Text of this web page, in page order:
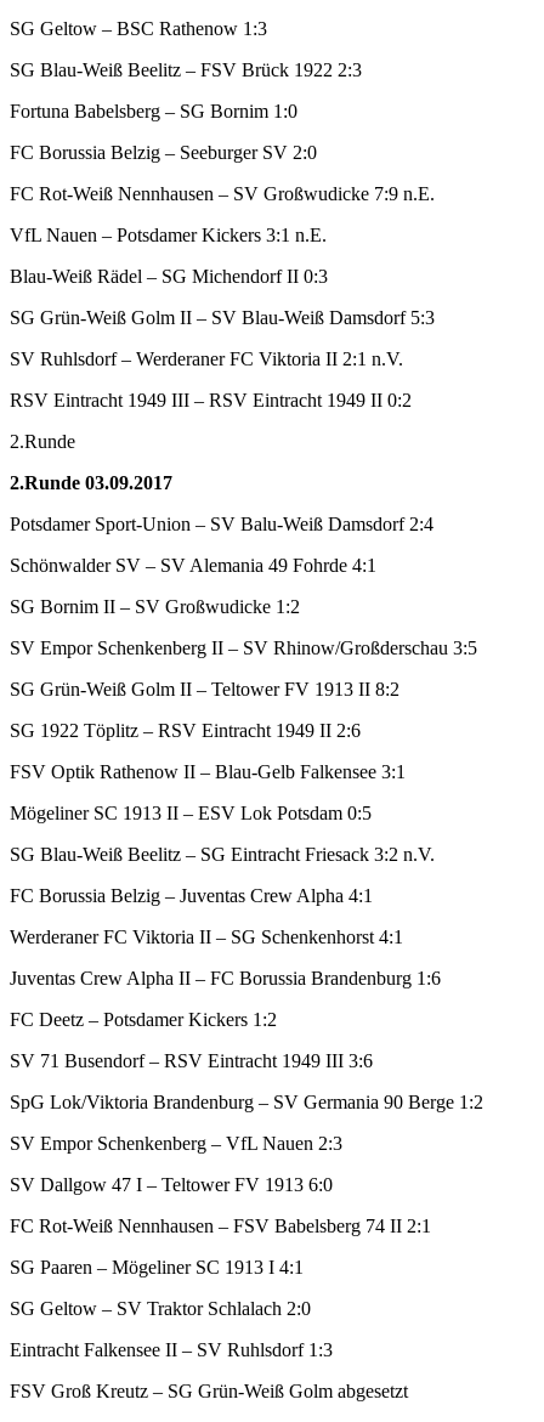
SG Geltow – BSC Rathenow 1:3
SG Blau-Weiß Beelitz – FSV Brück 1922 2:3
Fortuna Babelsberg – SG Bornim 1:0
FC Borussia Belzig – Seeburger SV 2:0
FC Rot-Weiß Nennhausen – SV Großwudicke 7:9 n.E.
VfL Nauen – Potsdamer Kickers 3:1 n.E.
Blau-Weiß Rädel – SG Michendorf II 0:3
SG Grün-Weiß Golm II – SV Blau-Weiß Damsdorf 5:3
SV Ruhlsdorf – Werderaner FC Viktoria II 2:1 n.V.
RSV Eintracht 1949 III – RSV Eintracht 1949 II 0:2
2.Runde
2.Runde 03.09.2017
Potsdamer Sport-Union – SV Balu-Weiß Damsdorf 2:4
Schönwalder SV – SV Alemania 49 Fohrde 4:1
SG Bornim II – SV Großwudicke 1:2
SV Empor Schenkenberg II – SV Rhinow/Großderschau 3:5
SG Grün-Weiß Golm II – Teltower FV 1913 II 8:2
SG 1922 Töplitz – RSV Eintracht 1949 II 2:6
FSV Optik Rathenow II – Blau-Gelb Falkensee 3:1
Mögeliner SC 1913 II – ESV Lok Potsdam 0:5
SG Blau-Weiß Beelitz – SG Eintracht Friesack 3:2 n.V.
FC Borussia Belzig – Juventas Crew Alpha 4:1
Werderaner FC Viktoria II – SG Schenkenhorst 4:1
Juventas Crew Alpha II – FC Borussia Brandenburg 1:6
FC Deetz – Potsdamer Kickers 1:2
SV 71 Busendorf – RSV Eintracht 1949 III 3:6
SpG Lok/Viktoria Brandenburg – SV Germania 90 Berge 1:2
SV Empor Schenkenberg – VfL Nauen 2:3
SV Dallgow 47 I – Teltower FV 1913 6:0
FC Rot-Weiß Nennhausen – FSV Babelsberg 74 II 2:1
SG Paaren – Mögeliner SC 1913 I 4:1
SG Geltow – SV Traktor Schlalach 2:0
Eintracht Falkensee II – SV Ruhlsdorf 1:3
FSV Groß Kreutz – SG Grün-Weiß Golm abgesetzt